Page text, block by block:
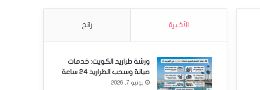
الأخيرة رائج
ورشة طراريد الكويت: خدمات
صيانة وسحب الطراريد 24 ساعة
يونيو 7, 2026